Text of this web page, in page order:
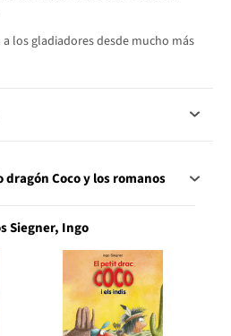
los gladiadores desde mucho más
Coco y los romanos
Siegner, Ingo